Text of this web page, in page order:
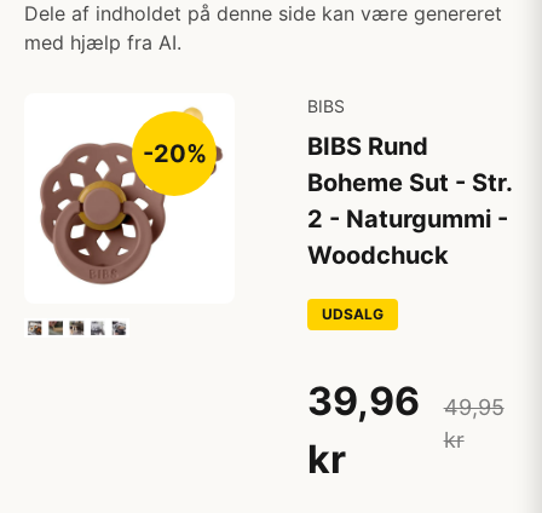
Dele af indholdet på denne side kan være genereret
med hjælp fra AI.
-20%
BIBS
BIBS Rund
Boheme Sut - Str.
2 - Naturgummi -
Woodchuck
UDSALG
39,96
kr
49,95
kr